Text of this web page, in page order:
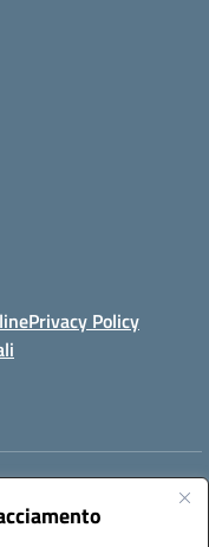
Privacy Policy